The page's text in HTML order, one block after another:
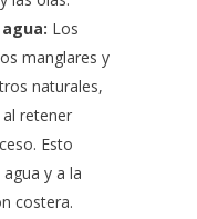
Los
manglares y
naturales,
retener
Esto
y a la
costera.